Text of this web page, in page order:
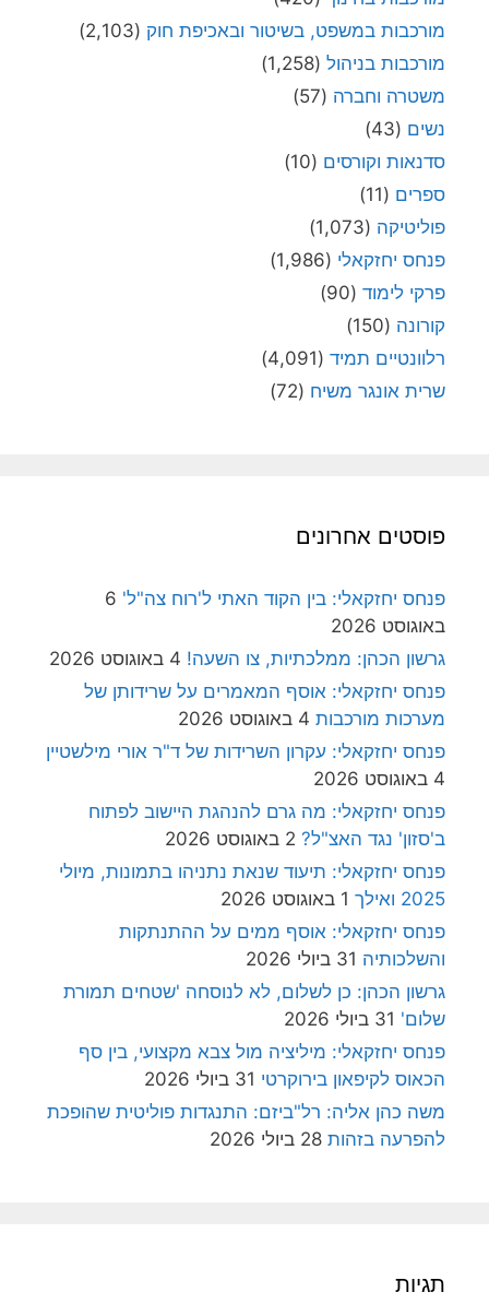
מורכבות במשפט, בשיטור ובאכיפת חוק (2,103)
מורכבות בניהול (1,258)
משטרה וחברה (57)
נשים (43)
סדנאות וקורסים (10)
ספרים (11)
פוליטיקה (1,073)
פנחס יחזקאלי (1,986)
פרקי לימוד (90)
קורונה (150)
רלוונטיים תמיד (4,091)
שרית אונגר משיח (72)
פוסטים אחרונים
פנחס יחזקאלי: בין הקוד האתי ל'רוח צה"ל' 6
באוגוסט 2026
גרשון הכהן: ממלכתיות, צו השעה! 4 באוגוסט 2026
פנחס יחזקאלי: אוסף המאמרים על שרידותן של
מערכות מורכבות 4 באוגוסט 2026
פנחס יחזקאלי: עקרון השרידות של ד"ר אורי מילשטיין
4 באוגוסט 2026
פנחס יחזקאלי: מה גרם להנהגת היישוב לפתוח
ב'סזון' נגד האצ"ל? 2 באוגוסט 2026
פנחס יחזקאלי: תיעוד שנאת נתניהו בתמונות, מיולי
2025 ואילך
1 באוגוסט 2026
פנחס יחזקאלי: אוסף ממים על ההתנתקות
והשלכותיה 31 ביולי 2026
גרשון הכהן: כן לשלום, לא לנוסחה 'שטחים תמורת
שלום' 31 ביולי 2026
פנחס יחזקאלי: מיליציה מול צבא מקצועי, בין סף
הכאוס לקיפאון בירוקרטי 31 ביולי 2026
משה כהן אליה: רל"ביזם: התנגדות פוליטית שהופכת
להפרעה בזהות 28 ביולי 2026
תגיות